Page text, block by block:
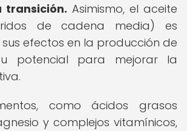
transición. Asimismo, el aceite
de cadena media) es
efectos en la producción de
potencial para mejorar la
como ácidos grasos
y complejos vitamínicos,